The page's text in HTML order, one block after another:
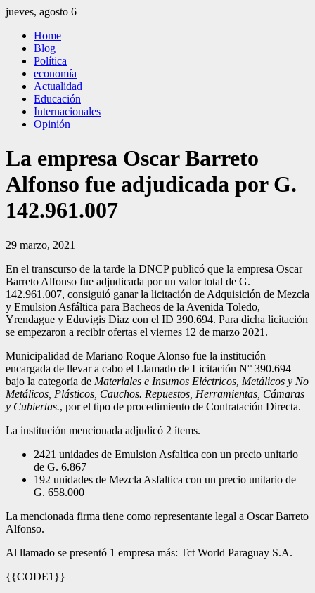
Saltar
contenido
jueves, agosto 6
El Independiente
El independiente Libre y Transparente
Home
Blog
Política
economía
Actualidad
Educación
Internacionales
Opinión
La empresa Oscar Barreto
Alfonso fue adjudicada por G.
142.961.007
29 marzo, 2021
En el transcurso de la tarde la DNCP publicó que la empresa Oscar
Barreto Alfonso fue adjudicada por un valor total de G.
142.961.007, consiguió ganar la licitación de Adquisición de Mezcla
y Emulsion Asfáltica para Bacheos de la Avenida Toledo,
Yrendague y Eduvigis Diaz con el ID 390.694. Para dicha licitación
se empezaron a recibir ofertas el viernes 12 de marzo 2021.
Municipalidad de Mariano Roque Alonso fue la institución
encargada de llevar a cabo el Llamado de Licitación N° 390.694
bajo la categoría de Materiales e Insumos Eléctricos, Metálicos y No
Metálicos, Plásticos, Cauchos. Repuestos, Herramientas, Cámaras
y Cubiertas., por el tipo de procedimiento de Contratación Directa.
La institución mencionada adjudicó 2 ítems.
2421 unidades de Emulsion Asfaltica con un precio unitario
de G. 6.867
192 unidades de Mezcla Asfaltica con un precio unitario de
G. 658.000
La mencionada firma tiene como representante legal a Oscar Barreto
Alfonso.
Al llamado se presentó 1 empresa más: Tct World Paraguay S.A.
{{CODE1}}